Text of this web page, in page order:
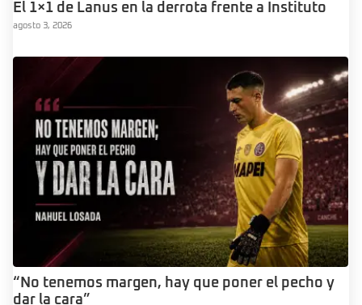
El 1×1 de Lanus en la derrota frente a Instituto
agosto 3, 2026
“No tenemos margen, hay que poner el pecho y
dar la cara”